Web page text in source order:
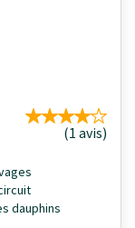
(1 avis)
dauphins